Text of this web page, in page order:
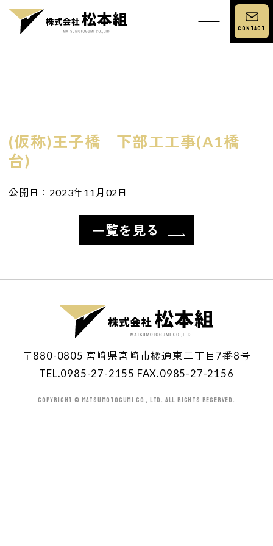
Contact
個人情報保護方針
(仮称)王子橋 下部工工事(A1橋
台)
公開日：2023年11月02日
一覧を見る
〒880-0805 宮崎県宮崎市橘通東二丁目7番8号
TEL.0985-27-2155 FAX.0985-27-2156
Copyright © MATSUMOTOGUMI Co., Ltd. All Rights Reserved.